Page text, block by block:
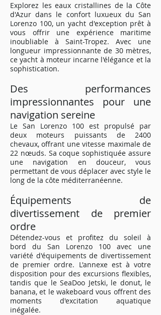
Explorez les eaux cristallines de la Côte
d'Azur dans le confort luxueux du San
Lorenzo 100, un yacht d'exception prêt à
vous offrir une expérience maritime
inoubliable à Saint-Tropez. Avec une
longueur impressionnante de 30 mètres,
ce yacht à moteur incarne l'élégance et la
sophistication.
Des performances
impressionnantes pour une
navigation sereine
Le San Lorenzo 100 est propulsé par
deux moteurs puissants de 2400
chevaux, offrant une vitesse maximale de
22 nœuds. Sa coque sophistiquée assure
une navigation en douceur, vous
permettant de vous déplacer avec style le
long de la côte méditerranéenne.
Équipements de
divertissement de premier
ordre
Détendez-vous et profitez du soleil à
bord du San Lorenzo 100 avec une
variété d'équipements de divertissement
de premier ordre. L'annexe est à votre
disposition pour des excursions flexibles,
tandis que le SeaDoo Jetski, le donut, le
banana, et le wakeboard vous offrent des
moments d'excitation aquatique
inégalée.